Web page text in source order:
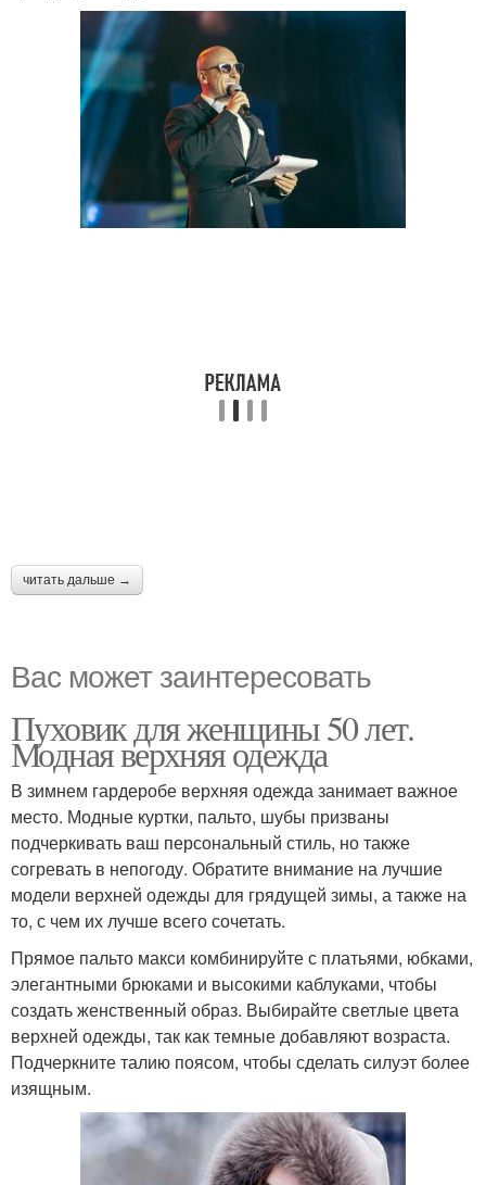
читать дальше →
Вас может заинтересовать
Пуховик для женщины 50 лет.
Модная верхняя одежда
В зимнем гардеробе верхняя одежда занимает важное
место. Модные куртки, пальто, шубы призваны
подчеркивать ваш персональный стиль, но также
согревать в непогоду. Обратите внимание на лучшие
модели верхней одежды для грядущей зимы, а также на
то, с чем их лучше всего сочетать.
Прямое пальто макси комбинируйте с платьями, юбками,
элегантными брюками и высокими каблуками, чтобы
создать женственный образ. Выбирайте светлые цвета
верхней одежды, так как темные добавляют возраста.
Подчеркните талию поясом, чтобы сделать силуэт более
изящным.